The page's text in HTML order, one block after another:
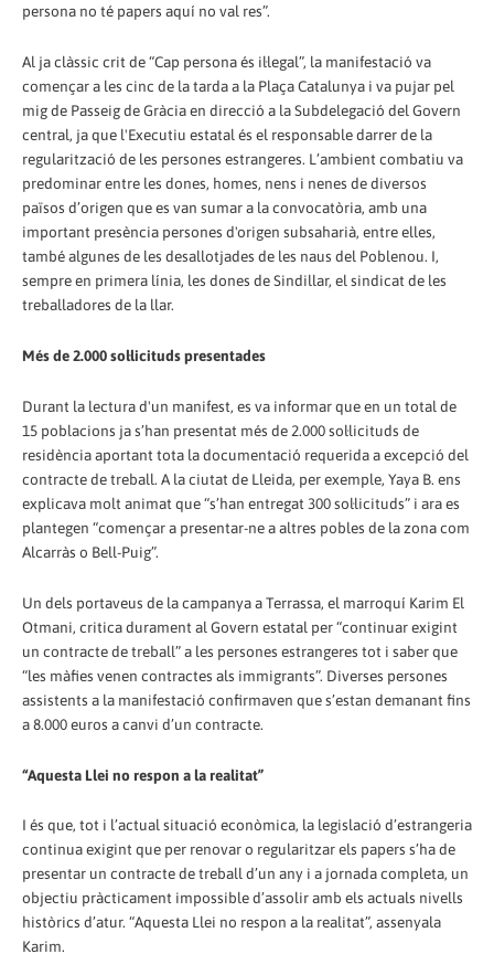
persona no té papers aquí no val res”.
Al ja clàssic crit de “Cap persona és il·legal”, la manifestació va
començar a les cinc de la tarda a la Plaça Catalunya i va pujar pel
mig de Passeig de Gràcia en direcció a la Subdelegació del Govern
central, ja que l'Executiu estatal és el responsable darrer de la
regularització de les persones estrangeres. L’ambient combatiu va
predominar entre les dones, homes, nens i nenes de diversos
països d’origen que es van sumar a la convocatòria, amb una
important presència persones d'origen subsaharià, entre elles,
també algunes de les desallotjades de les naus del Poblenou. I,
sempre en primera línia, les dones de Sindillar, el sindicat de les
treballadores de la llar.
Més de 2.000 sol·licituds presentades
Durant la lectura d'un manifest, es va informar que en un total de
15 poblacions ja s’han presentat més de 2.000 sol·licituds de
residència aportant tota la documentació requerida a excepció del
contracte de treball. A la ciutat de Lleida, per exemple, Yaya B. ens
explicava molt animat que “s’han entregat 300 sol·licituds” i ara es
plantegen “començar a presentar-ne a altres pobles de la zona com
Alcarràs o Bell-Puig”.
Un dels portaveus de la campanya a Terrassa, el marroquí Karim El
Otmani, critica durament al Govern estatal per “continuar exigint
un contracte de treball” a les persones estrangeres tot i saber que
“les màfies venen contractes als immigrants”. Diverses persones
assistents a la manifestació confirmaven que s’estan demanant fins
a 8.000 euros a canvi d’un contracte.
“Aquesta Llei no respon a la realitat”
I és que, tot i l’actual situació econòmica, la legislació d’estrangeria
continua exigint que per renovar o regularitzar els papers s’ha de
presentar un contracte de treball d’un any i a jornada completa, un
objectiu pràcticament impossible d’assolir amb els actuals nivells
històrics d’atur. “Aquesta Llei no respon a la realitat”, assenyala
Karim.